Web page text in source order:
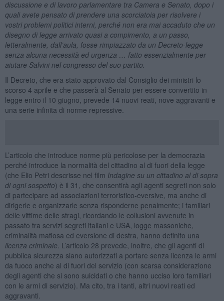
discussione e di lavoro parlamentare tra Camera e Senato, dopo i
quali avete pensato di prendere una scorciatoia per risolvere i
vostri problemi politici interni, perché non era mai accaduto che un
disegno di legge arrivato quasi a compimento, a un passo,
letteralmente, dall’aula, fosse rimpiazzato da un Decreto-legge
senza alcuna necessità ed urgenza … fatto essenzialmente per
aiutare Salvini nel congresso del suo partito.
Il Decreto, che era stato approvato dal Consiglio dei ministri lo
scorso 4 aprile e che passerà al Senato per essere convertito in
legge entro il 10 giugno, prevede 14 nuovi reati, nove aggravanti e
una serie infinita di norme repressive.
L’articolo che introduce norme più pericolose per la democrazia
perché introduce la normalità del cittadino al di fuori della legge
(che Elio Petri descrisse nel film Indagine su un cittadino al di sopra
di ogni sospetto) è il 31, che consentirà agli agenti segreti non solo
di partecipare ad associazioni terroristico-eversive, ma anche di
dirigerle e organizzarle senza risponderne penalmente; i familiari
delle vittime delle stragi, ricordando le collusioni avvenute in
passato tra servizi segreti italiani e USA, logge massoniche,
criminalità mafiosa ed eversione di destra, hanno definito una
licenza criminale . L’articolo 28 prevede, inoltre, che gli agenti di
pubblica sicurezza siano autorizzati a portare senza licenza le armi
da fuoco anche al di fuori del servizio (con scarsa considerazione
degli agenti che si sono suicidati o che hanno ucciso loro familiari
con le armi di servizio). Ma cito, tra i tanti, altri nuovi reati ed
aggravanti.